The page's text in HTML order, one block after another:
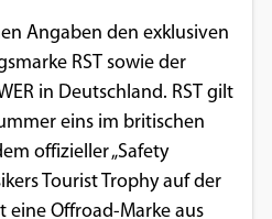
Angaben den exklusiven
RST sowie der
in Deutschland. RST gilt
eins im britischen
offizieller „Safety
Tourist Trophy auf der
eine Offroad-Marke aus